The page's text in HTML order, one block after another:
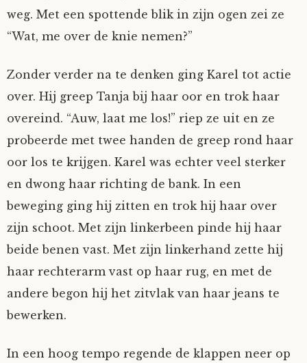
weg. Met een spottende blik in zijn ogen zei ze
“Wat, me over de knie nemen?”
Zonder verder na te denken ging Karel tot actie
over. Hij greep Tanja bij haar oor en trok haar
overeind. “Auw, laat me los!” riep ze uit en ze
probeerde met twee handen de greep rond haar
oor los te krijgen. Karel was echter veel sterker
en dwong haar richting de bank. In een
beweging ging hij zitten en trok hij haar over
zijn schoot. Met zijn linkerbeen pinde hij haar
beide benen vast. Met zijn linkerhand zette hij
haar rechterarm vast op haar rug, en met de
andere begon hij het zitvlak van haar jeans te
bewerken.
In een hoog tempo regende de klappen neer op